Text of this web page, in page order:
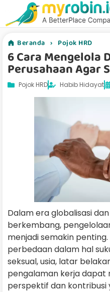
Beranda › Pojok HRD
6 Cara Mengelola
Perusahaan Agar
Pojok HRD Habib Hidayat
Dalam era globalisasi
berkembang,
menjadi semakin
perbedaan dalam hal
seksual, usia, latar
pengalaman kerja
perspektif dan kontribusi